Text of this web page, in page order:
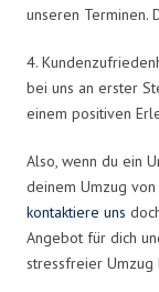
unseren Terminen.
4.
bei uns an erster
einem positiven
Also, wenn du ein
deinem Umzug von
kontaktiere uns
Angebot für dich
stressfreier Umzug